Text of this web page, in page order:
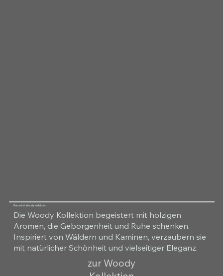
Raumduft Woody Kollektion
Die Woody Kollektion begeistert mit holzigen
Aromen, die Geborgenheit und Ruhe schenken.
Inspiriert von Wäldern und Kaminen, verzaubern sie
mit natürlicher Schönheit und vielseitiger Eleganz.
zur Woody